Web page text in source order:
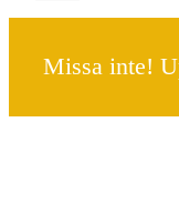
Missa inte!